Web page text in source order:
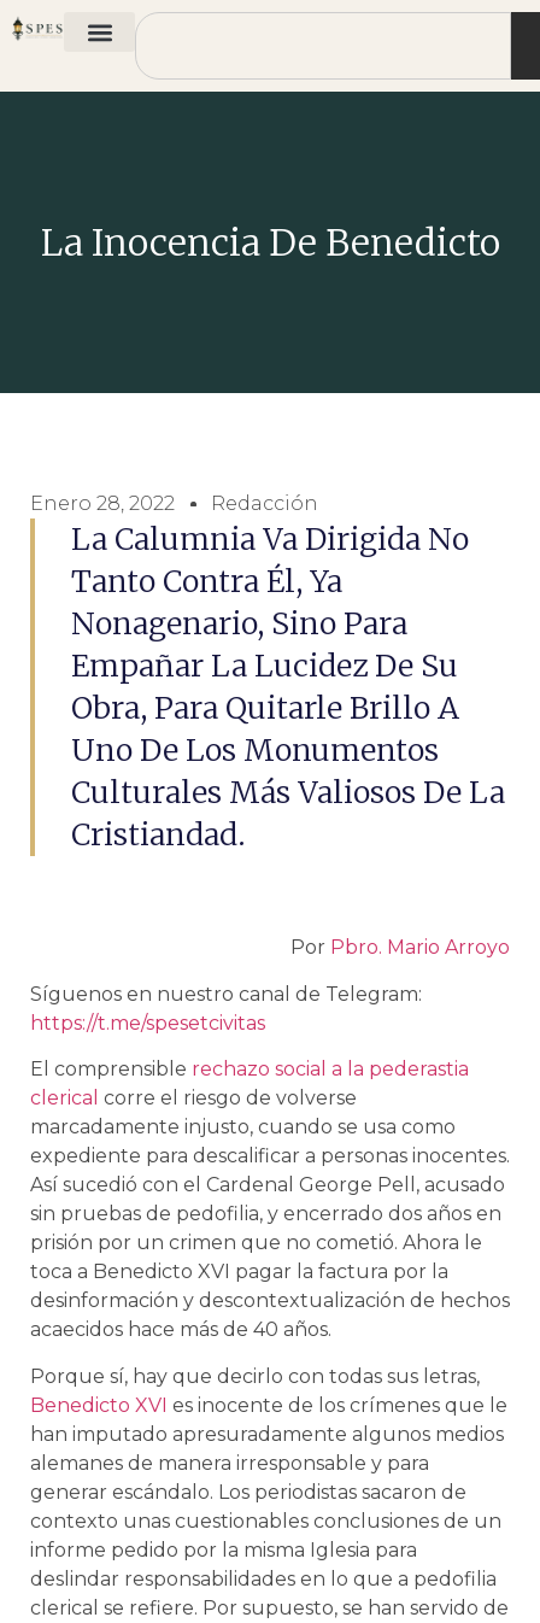
La Inocencia De Benedicto
Enero 28, 2022 Redacción
La Calumnia Va Dirigida No
Tanto Contra Él, Ya
Nonagenario, Sino Para
Empañar La Lucidez De Su
Obra, Para Quitarle Brillo A
Uno De Los Monumentos
Culturales Más Valiosos De La
Cristiandad.
Por Pbro. Mario Arroyo
Síguenos en nuestro canal de Telegram:
https://t.me/spesetcivitas
El comprensible rechazo social a la pederastia
clerical corre el riesgo de volverse
marcadamente injusto, cuando se usa como
expediente para descalificar a personas inocentes.
Así sucedió con el Cardenal George Pell, acusado
sin pruebas de pedofilia, y encerrado dos años en
prisión por un crimen que no cometió. Ahora le
toca a Benedicto XVI pagar la factura por la
desinformación y descontextualización de hechos
acaecidos hace más de 40 años.
Porque sí, hay que decirlo con todas sus letras,
Benedicto XVI es inocente de los crímenes que le
han imputado apresuradamente algunos medios
alemanes de manera irresponsable y para
generar escándalo. Los periodistas sacaron de
contexto unas cuestionables conclusiones de un
informe pedido por la misma Iglesia para
deslindar responsabilidades en lo que a pedofilia
clerical se refiere. Por supuesto, se han servido de